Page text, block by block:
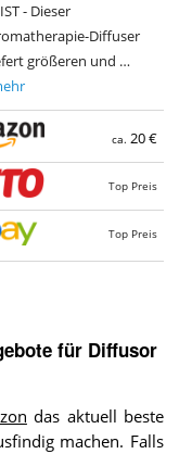
- Dieser
Diffuser
größeren und …
ca. 20 €
Top Preis
Top Preis
für Diffusor
das aktuell beste
machen. Falls